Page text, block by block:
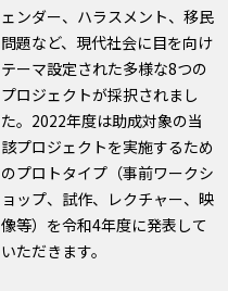
ェンダー、ハラスメント、移民
問題など、現代社会に目を向け
テーマ設定された多様な8つの
プロジェクトが採択されまし
た。2022年度は助成対象の当
該プロジェクトを実施するため
のプロトタイプ（事前ワークシ
ョップ、試作、レクチャー、映
像等）を令和4年度に発表して
いただきます。